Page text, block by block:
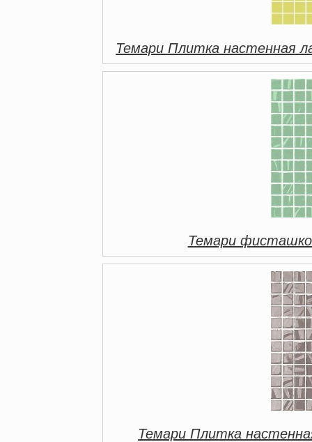
Темари Плитка настенная
Темари
Темари Плитка